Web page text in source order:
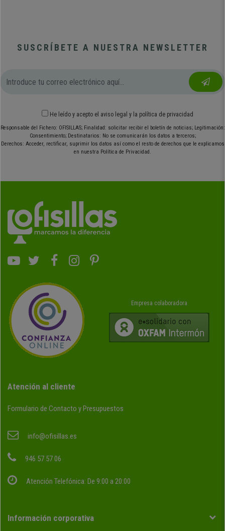
SUSCRÍBETE A NUESTRA NEWSLETTER
He leído y acepto el aviso legal y la política de privacidad
Responsable del Fichero: OFISILLAS; Finalidad: solicitar recibir el boletín de noticias; Legitimación:
Consentimiento; Destinatarios: No se comunicarán los datos a terceros;
Derechos: Acceder, rectificar, suprimir los datos así como el resto de derechos que le explicamos
en nuestra Política de Privacidad.
Empresa colaboradora
Atención al cliente
Formulario de Contacto y Presupuestos
info@ofisillas.es
946 57 57 06
Atención Telefónica: De 9:00 a 20:00
Información corporativa